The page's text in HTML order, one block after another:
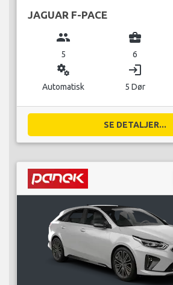
JAGUAR F-PACE
group
5
business_center
6
miscellaneous_services
Automatisk
login
5 Dør
SE DETALJER...